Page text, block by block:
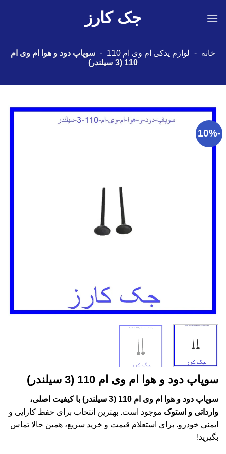
جک کارز
خانه - لوازم یدکی ام وی ام 110 - سوپاپ دود و هوا ام وی ام
110 (3 سیلندر)
-10%
سوپاپ دود و هوا ام وی ام 110 (3 سیلندر)
سوپاپ دود و هوا ام وی ام 110 (3 سیلندر) با کیفیت اصلی،
وارداتی و استوک موجود است. بهترین انتخاب برای حفظ کارایی و
ایمنی خودرو. برای استعلام قیمت و خرید سریع، همین حالا تماس
بگیرید!